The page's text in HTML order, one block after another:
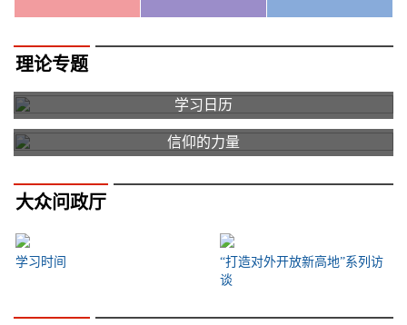
理论专题
学习日历
信仰的力量
大众问政厅
学习时间
“打造对外开放新高地”系列访
谈